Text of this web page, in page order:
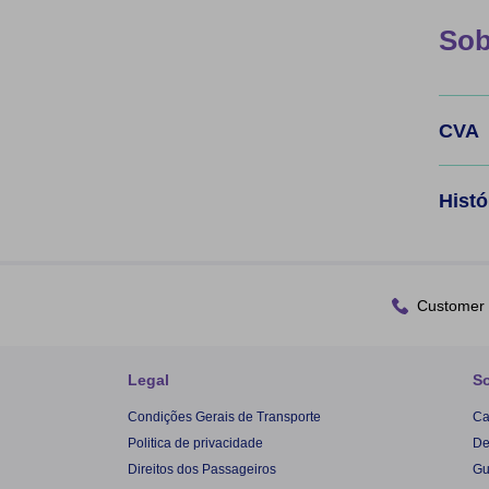
CVA
Customer
Legal
Condições Gerais de Transporte
Politica de privacidade
Direitos dos Passageiros